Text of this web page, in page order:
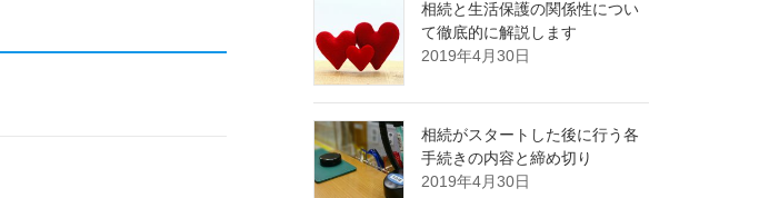
相続と生活保護の関係性につい
て徹底的に解説します
2019年4月30日
相続がスタートした後に行う各
手続きの内容と締め切り
2019年4月30日